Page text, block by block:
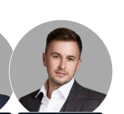
Ларцев